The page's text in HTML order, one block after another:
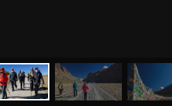
МЕНЮ О НАС МАГАЗИН